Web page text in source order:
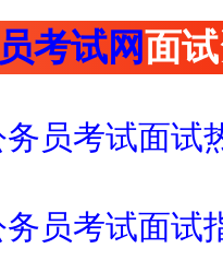
考试网面
员考试面试
员考试面试